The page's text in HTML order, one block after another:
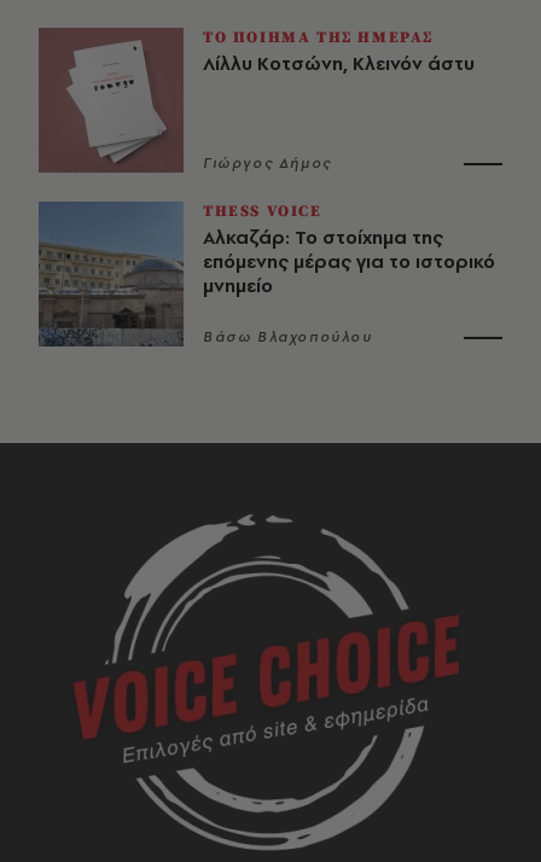
ΤΟ ΠΟΙΗΜΑ ΤΗΣ ΗΜΕΡΑΣ
Λίλλυ Κοτσώνη, Κλεινόν άστυ
Γιώργος Δήμος
THESS VOICE
Αλκαζάρ: Το στοίχημα της
επόμενης μέρας για το ιστορικό
μνημείο
Βάσω Βλαχοπούλου